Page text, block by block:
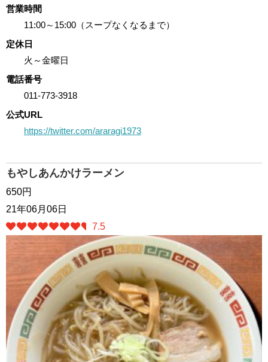
営業時間
11:00～15:00（スープなくなるまで）
定休日
火～金曜日
電話番号
011-773-3918
公式URL
https://twitter.com/araragi1973
もやしあんかけラーメン
650円
21年06月06日
7.5